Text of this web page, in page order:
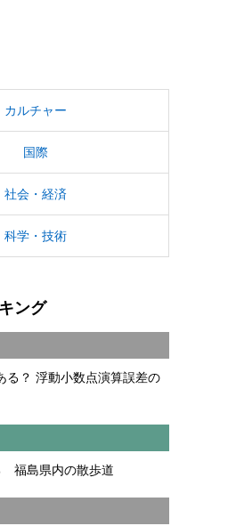
カルチャー
国際
社会・経済
科学・技術
ング
る？ 浮動小数点演算誤差の
福島県内の散歩道